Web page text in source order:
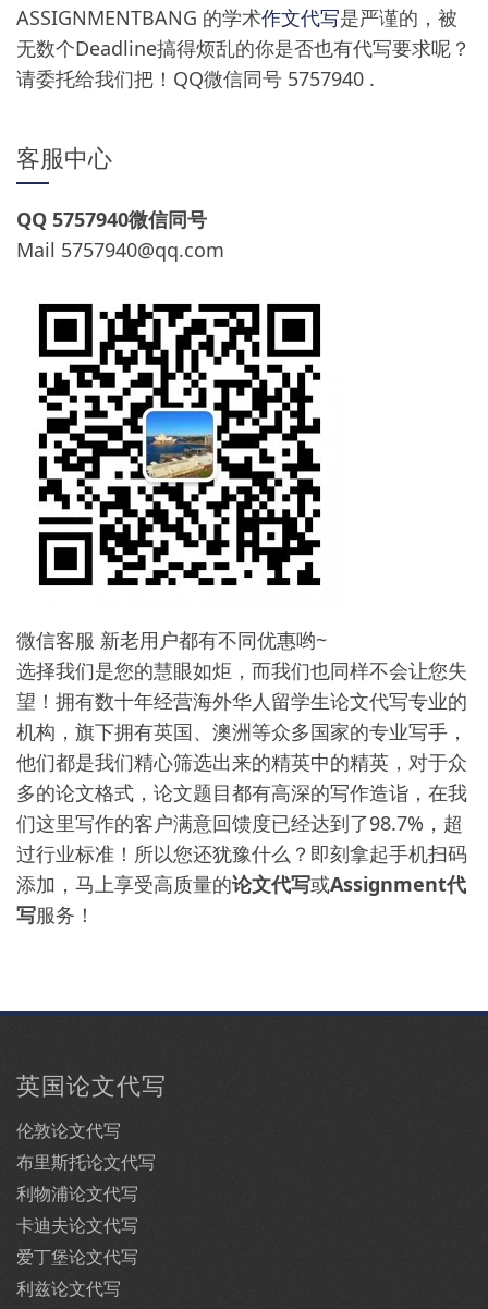
ASSIGNMENTBANG 的学术作文代写是严谨的，被
无数个Deadline搞得烦乱的你是否也有代写要求呢？
请委托给我们把！QQ微信同号 5757940 .
客服中心
QQ 5757940微信同号
Mail 5757940@qq.com
微信客服 新老用户都有不同优惠哟~
选择我们是您的慧眼如炬，而我们也同样不会让您失
望！拥有数十年经营海外华人留学生论文代写专业的
机构，旗下拥有英国、澳洲等众多国家的专业写手，
他们都是我们精心筛选出来的精英中的精英，对于众
多的论文格式，论文题目都有高深的写作造诣，在我
们这里写作的客户满意回馈度已经达到了98.7%，超
过行业标准！所以您还犹豫什么？即刻拿起手机扫码
添加，马上享受高质量的论文代写或Assignment代
写服务！
英国论文代写
伦敦论文代写
布里斯托论文代写
利物浦论文代写
卡迪夫论文代写
爱丁堡论文代写
利兹论文代写